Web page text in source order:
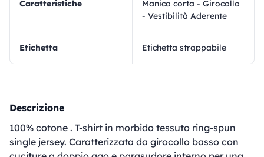
Caratteristiche
Manica corta - Girocollo
- Vestibilità Aderente
Etichetta Etichetta strappabile
Descrizione
100% cotone . T-shirt in morbido tessuto ring-spun
single jersey. Caratterizzata da girocollo basso con